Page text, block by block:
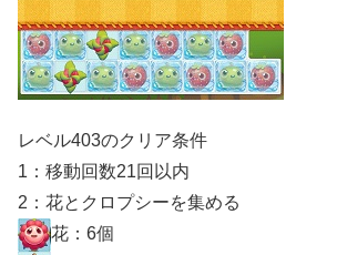
レベル403のクリア条件
1：移動回数21回以内
2：花とクロプシーを集める
花：6個